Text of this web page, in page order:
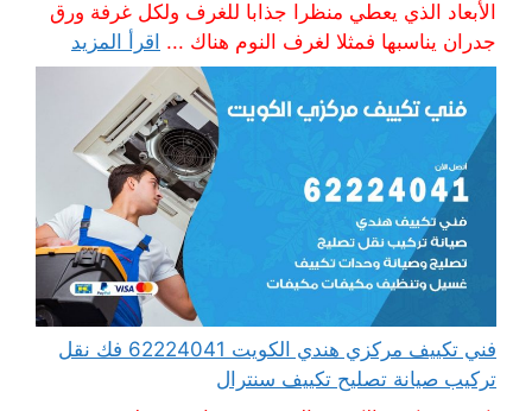
الأبعاد الذي يعطي منظرا جذابا للغرف ولكل غرفة ورق
جدران يناسبها فمثلا لغرف النوم هناك ... اقرأ المزيد
فني تكييف مركزي هندي الكويت 62224041 فك نقل
تركيب صيانة تصليح تكييف سنترال